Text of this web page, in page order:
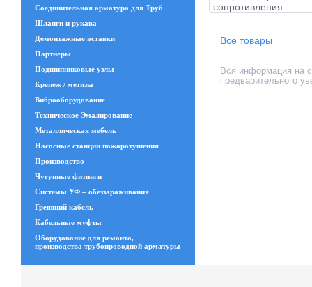
Соединительная арматура для Труб
Шланги и рукава
Демонтажные вставки
Партнеры
Подшипниковые узлы
Крепеж / метизы
Виброоборудование
Техническое Эмалирование
Металлическая мебель
Насосные станции пожаротушения
Производство
Чугунные фитинги
Системы УФ – обеззараживания
Греющий кабель
Кабельные муфты
Оборудование для ремонта,
производства трубопроводной арматуры
Все товары
Вся информация на
предварительного